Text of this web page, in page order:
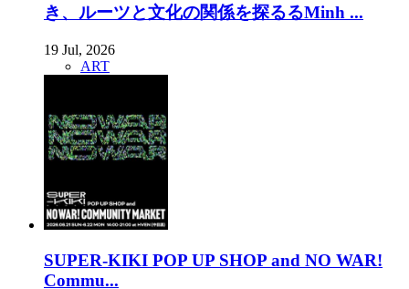
き、ルーツと文化の関係を探るるMinh ...
19 Jul, 2026
ART
SUPER-KIKI POP UP SHOP and NO WAR!
Commu...